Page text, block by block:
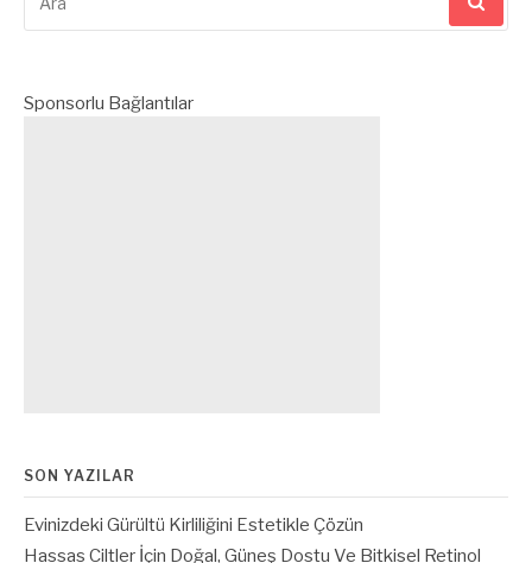
yap:
Sponsorlu Bağlantılar
SON YAZILAR
Evinizdeki Gürültü Kirliliğini Estetikle Çözün
Hassas Ciltler İçin Doğal, Güneş Dostu Ve Bitkisel Retinol